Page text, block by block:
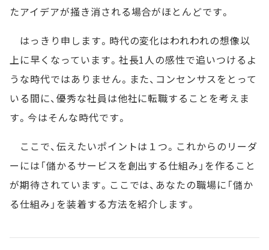
たアイデアが掻き消される場合がほとんどです。
はっきり申します。時代の変化はわれわれの想像以
上に早くなっています。社長1人の感性で追いつけるよ
うな時代ではありません。また、コンセンサスをとって
いる間に、優秀な社員は他社に転職することを考えま
す。今はそんな時代です。
ここで、伝えたいポイントは１つ。これからのリーダ
ーには「儲かるサービスを創出する仕組み」を作ること
が期待されています。ここでは、あなたの職場に「儲か
る仕組み」を装着する方法を紹介します。